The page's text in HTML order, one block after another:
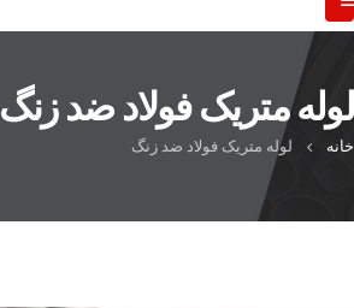
لوله متریک فولاد ضد زنگ
خانه لوله متریک فولاد ضد زنگ